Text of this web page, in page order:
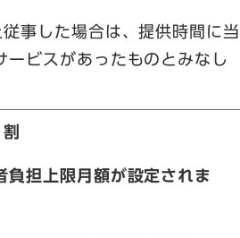
事した場合は、提供時間に当
ビスがあったものとみなし
担上限月額が設定されま